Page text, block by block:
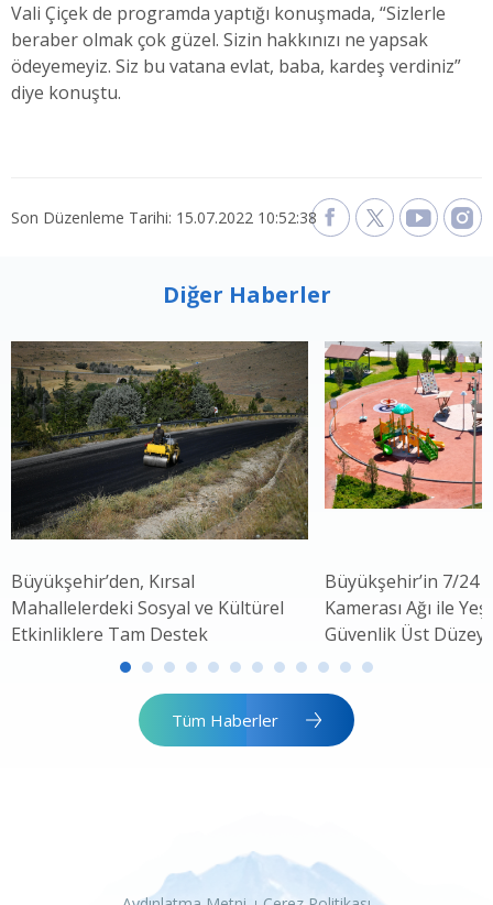
Vali Çiçek de programda yaptığı konuşmada, “Sizlerle
beraber olmak çok güzel. Sizin hakkınızı ne yapsak
ödeyemeyiz. Siz bu vatana evlat, baba, kardeş verdiniz”
diye konuştu.
Son Düzenleme Tarihi: 15.07.2022 10:52:38
Diğer Haberler
Büyükşehir’den, Kırsal
Mahallelerdeki Sosyal ve Kültürel
Etkinliklere Tam Destek
Büyükşehir’in 7/24
Kamerası Ağı ile
Güvenlik Üst
Tüm Haberler